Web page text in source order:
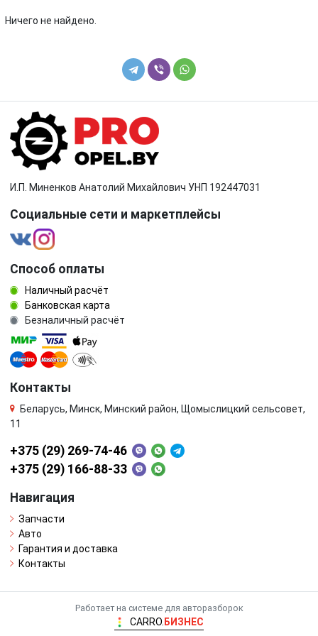
Ничего не найдено.
И.П. Миненков Анатолий Михайлович УНП 192447031
Социальные сети и маркетплейсы
Способ оплаты
Наличный расчёт
Банковская карта
Безналичный расчёт
Контакты
Беларусь, Минск, Минский район, Щомыслицкий сельсовет,
11
+375 (29) 269-74-46
+375 (29) 166-88-33
Навигация
Запчасти
Авто
Гарантия и доставка
Контакты
Работает на системе для авторазборок
CARRO. БИЗНЕС